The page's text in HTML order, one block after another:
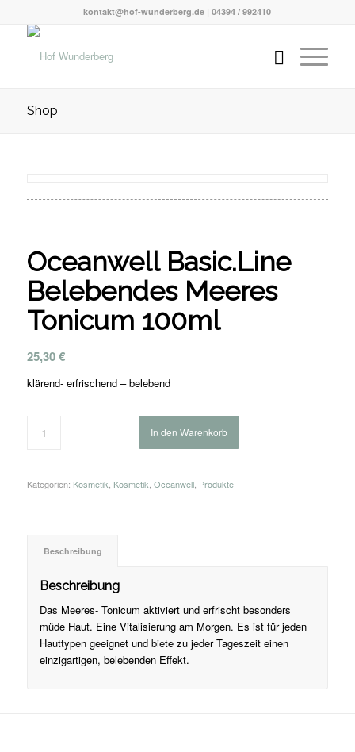
kontakt@hof-wunderberg.de | 04394 / 992410
Shop
Oceanwell Basic.Line
Belebendes Meeres
Tonicum 100ml
25,30€
klärend- erfrischend – belebend
In den Warenkorb
Kategorien: Kosmetik Kosmetik Oceanwell, Produkte
Beschreibung
Beschreibung
Das Meeres- Tonicum aktiviert und erfrischt besonders
müde Haut. Eine Vitalisierung am Morgen. Es ist für jeden
Hauttypen geeignet und biete zu jeder Tageszeit einen
einzigartigen, belebenden Effekt.